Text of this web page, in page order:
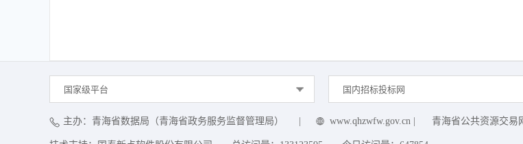
国家级平台 国内招标投标网
主办：青海省数据局（青海省政务服务监督管理局） www.qhzwfw.gov.cn 青海省公共资源交易